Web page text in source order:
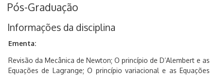
Pós-Graduação
Informações da disciplina
Ementa:
Revisão da Mecânica de Newton; O princípio de D’Alembert e as
Equações de Lagrange; O princípio variacional e as Equações